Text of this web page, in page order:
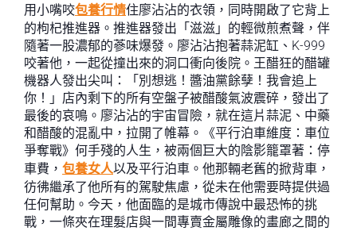
用小嘴咬包養行情住廖沾沾的衣領，同時開啟了它背上
的枸杞推進器。推進器發出「滋滋」的輕微煎煮聲，伴
隨著一股濃郁的蔘味爆發。廖沾沾抱著蒜泥缸、K-999
咬著他，一起從撞出來的洞口衝向後院。王醋狂的醋罐
機器人發出尖叫：「別想逃！醬油黨餘孽！我會追上
你！」店內剩下的所有空盤子被醋酸氣波震碎，發出了
最後的哀鳴。廖沾沾的宇宙冒險，就在這片蒜泥、中藥
和醋酸的混亂中，拉開了帷幕。《平行泊車維度：車位
爭奪戰》何手殘的人生，被兩個巨大的陰影籠罩著：停
車費， 包養女人以及平行泊車。他那輛老舊的掀背車，
彷彿繼承了他所有的駕駛焦慮，從未在他需要時提供過
任何幫助。今天，他面臨的是城市傳說中最恐怖的挑
戰，一條夾在理髮店與一間專賣金屬雕像的畫廊之間的